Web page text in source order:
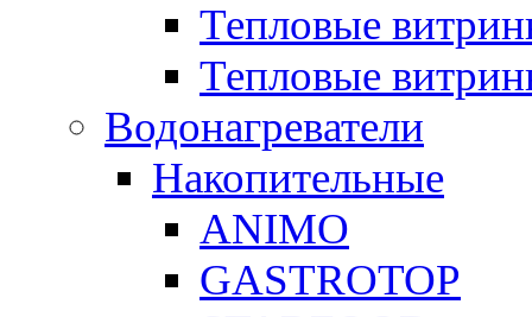
Тепловые
Тепловые
Водонагреватели
Накопительные
ANIMO
GASTROTOP